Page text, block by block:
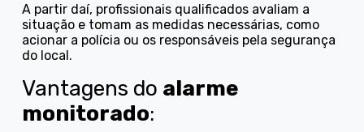
A partir daí, profissionais qualificados avaliam a
situação e tomam as medidas necessárias, como
acionar a polícia ou os responsáveis pela segurança
do local.
Vantagens do alarme
monitorado: